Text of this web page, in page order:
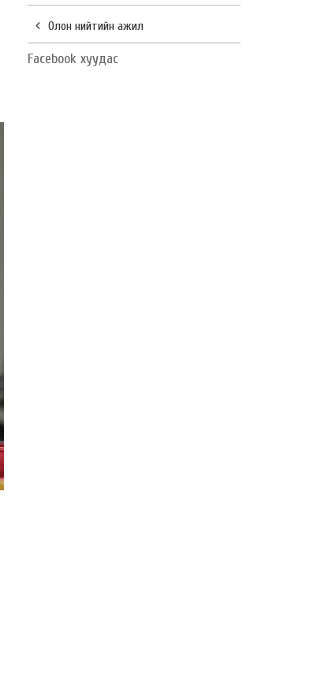
Олон нийтийн ажил
Facebook хуудас